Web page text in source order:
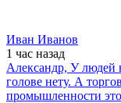
Иван Иванов
1 час назад
Александр, У людей
голове нету. А
промышленности